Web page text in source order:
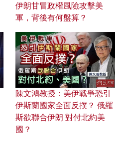
伊朗甘冒政權風險攻擊美
軍，背後有何盤算？
陳文鴻教授：美伊戰爭恐引
伊斯蘭國家全面反撲？ 俄羅
斯欲聯合伊朗 對付北約美
國？